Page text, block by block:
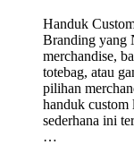
Handuk
Branding yang
merchandise,
totebag, atau
pilihan
handuk
sederhana ini
…